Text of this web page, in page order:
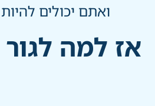
ואתם יכולים
אז למה